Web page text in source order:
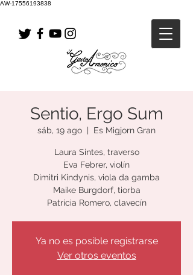
AW-17556193838
Sentio, Ergo Sum
sáb, 19 ago
  |
Es Migjorn Gran
Laura Sintes, traverso
Eva Febrer, violín
Dimitri Kindynis, viola da gamba
Maike Burgdorf, tiorba
Patricia Romero, clavecín
Ya no es posible registrarse
Ver otros eventos